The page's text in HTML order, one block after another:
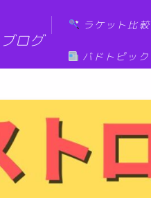
ログ
ラケット比較
バドトピック